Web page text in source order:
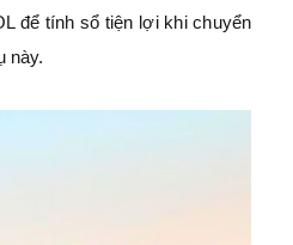
để tính sổ tiện lợi khi chuyển
này.